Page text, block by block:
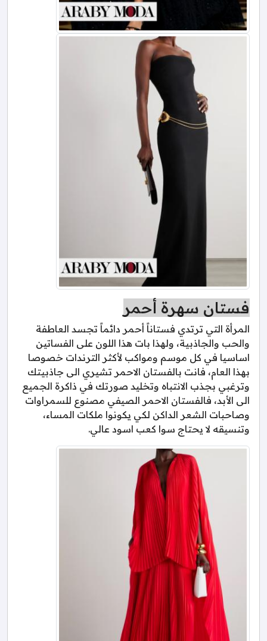
فستان سهرة أحمر
المرأة التي ترتدي فستاناً أحمر دائماً تجسد العاطفة
والحب والجاذبية، ولهذا بات هذا اللون على الفساتين
اساسيا في كل موسم ومواكب لأكثر الترندات خصوصا
بهذا العام، فانت بالفستان الاحمر تشيري الى جاذبيتك
وترغبي بجذب الانتباه وتخليد صورتك في ذاكرة الجميع
الى الأبد، فالفستان الاحمر الصيفي مصنوع للسمراوات
وصاحبات الشعر الداكن لكي يكونوا ملكات المساء،
وتنسيقه لا يحتاج سوا كعب اسود عالي.